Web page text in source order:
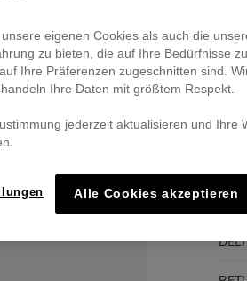
eigenen Cookies als auch die
zu bieten, die auf Ihre Bedürfnisse
Ihre Präferenzen zugeschnitten sind.
Ihre Daten mit größtem Respekt.
jederzeit aktualisieren und Ihre
Alle Cookies akzeptieren